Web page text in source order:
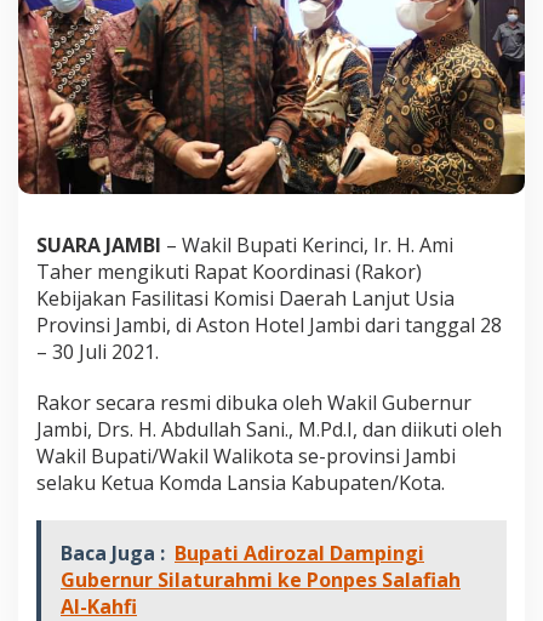
n
s
i
J
a
m
i
SUARA JAMBI – Wakil Bupati Kerinci, Ir. H. Ami
Taher mengikuti Rapat Koordinasi (Rakor)
Kebijakan Fasilitasi Komisi Daerah Lanjut Usia
Provinsi Jambi, di Aston Hotel Jambi dari tanggal 28
– 30 Juli 2021.
Rakor secara resmi dibuka oleh Wakil Gubernur
Jambi, Drs. H. Abdullah Sani., M.Pd.I, dan diikuti oleh
Wakil Bupati/Wakil Walikota se-provinsi Jambi
selaku Ketua Komda Lansia Kabupaten/Kota.
Baca Juga : Bupati Adirozal Dampingi
Gubernur Silaturahmi ke Ponpes Salafiah
Al-Kahfi